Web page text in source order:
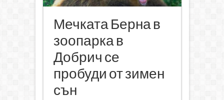
Мечката Берна в
зоопарка в
Добрич се
пробуди от зимен
сън